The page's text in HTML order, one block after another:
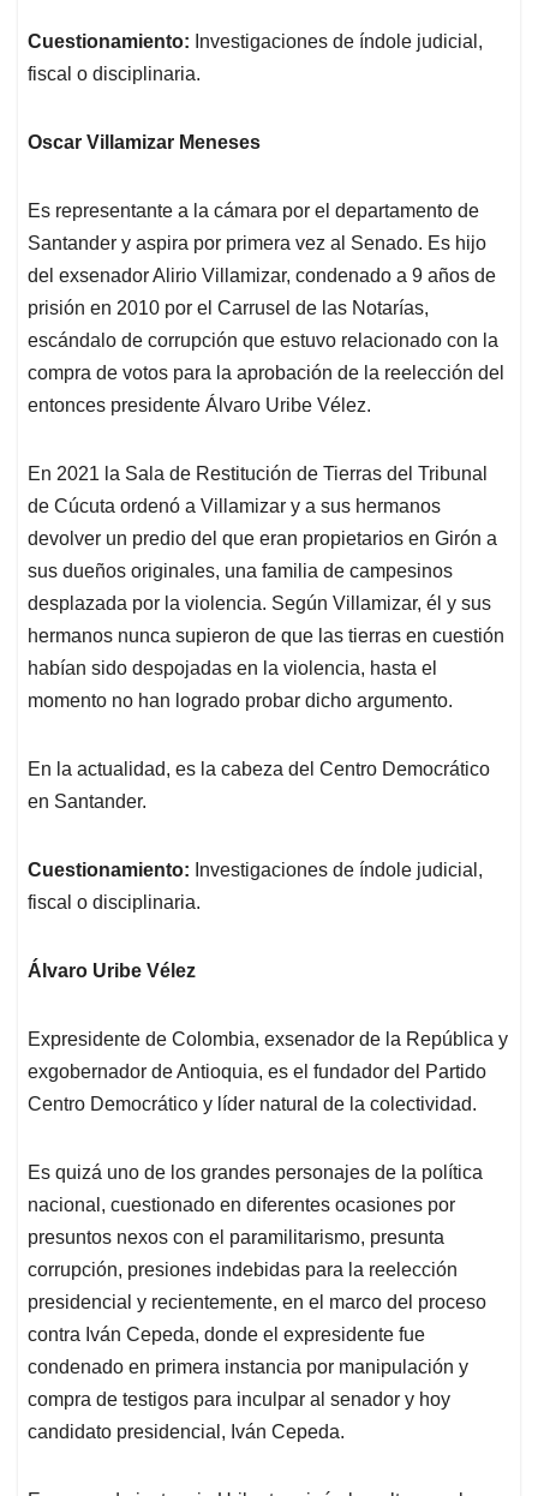
Cuestionamiento: Investigaciones de índole judicial,
fiscal o disciplinaria.
Oscar Villamizar Meneses
Es representante a la cámara por el departamento de
Santander y aspira por primera vez al Senado. Es hijo
del exsenador Alirio Villamizar, condenado a 9 años de
prisión en 2010 por el Carrusel de las Notarías,
escándalo de corrupción que estuvo relacionado con la
compra de votos para la aprobación de la reelección del
entonces presidente Álvaro Uribe Vélez.
En 2021 la Sala de Restitución de Tierras del Tribunal
de Cúcuta ordenó a Villamizar y a sus hermanos
devolver un predio del que eran propietarios en Girón a
sus dueños originales, una familia de campesinos
desplazada por la violencia. Según Villamizar, él y sus
hermanos nunca supieron de que las tierras en cuestión
habían sido despojadas en la violencia, hasta el
momento no han logrado probar dicho argumento.
En la actualidad, es la cabeza del Centro Democrático
en Santander.
Cuestionamiento: Investigaciones de índole judicial,
fiscal o disciplinaria.
Álvaro Uribe Vélez
Expresidente de Colombia, exsenador de la República y
exgobernador de Antioquia, es el fundador del Partido
Centro Democrático y líder natural de la colectividad.
Es quizá uno de los grandes personajes de la política
nacional, cuestionado en diferentes ocasiones por
presuntos nexos con el paramilitarismo, presunta
corrupción, presiones indebidas para la reelección
presidencial y recientemente, en el marco del proceso
contra Iván Cepeda, donde el expresidente fue
condenado en primera instancia por manipulación y
compra de testigos para inculpar al senador y hoy
candidato presidencial, Iván Cepeda.